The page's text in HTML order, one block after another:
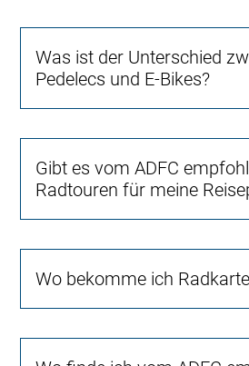
Was ist der Unterschied
Pedelecs und E-Bikes?
Gibt es vom ADFC
Radtouren für meine
Wo bekomme ich